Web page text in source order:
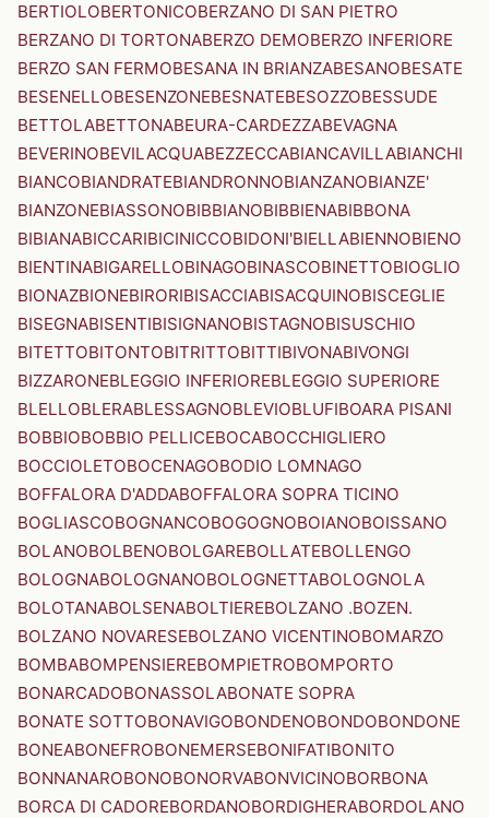
BERTIOLOBERTONICOBERZANO DI SAN PIETRO
BERZANO DI TORTONABERZO DEMOBERZO INFERIORE
BERZO SAN FERMOBESANA IN BRIANZABESANOBESATE
BESENELLOBESENZONEBESNATEBESOZZOBESSUDE
BETTOLABETTONABEURA-CARDEZZABEVAGNA
BEVERINOBEVILACQUABEZZECCABIANCAVILLABIANCHI
BIANCOBIANDRATEBIANDRONNOBIANZANOBIANZE'
BIANZONEBIASSONOBIBBIANOBIBBIENABIBBONA
BIBIANABICCARIBICINICCOBIDONI'BIELLABIENNOBIENO
BIENTINABIGARELLOBINAGOBINASCOBINETTOBIOGLIO
BIONAZBIONEBIRORIBISACCIABISACQUINOBISCEGLIE
BISEGNABISENTIBISIGNANOBISTAGNOBISUSCHIO
BITETTOBITONTOBITRITTOBITTIBIVONABIVONGI
BIZZARONEBLEGGIO INFERIOREBLEGGIO SUPERIORE
BLELLOBLERABLESSAGNOBLEVIOBLUFIBOARA PISANI
BOBBIOBOBBIO PELLICEBOCABOCCHIGLIERO
BOCCIOLETOBOCENAGOBODIO LOMNAGO
BOFFALORA D'ADDABOFFALORA SOPRA TICINO
BOGLIASCOBOGNANCOBOGOGNOBOIANOBOISSANO
BOLANOBOLBENOBOLGAREBOLLATEBOLLENGO
BOLOGNABOLOGNANOBOLOGNETTABOLOGNOLA
BOLOTANABOLSENABOLTIEREBOLZANO .BOZEN.
BOLZANO NOVARESEBOLZANO VICENTINOBOMARZO
BOMBABOMPENSIEREBOMPIETROBOMPORTO
BONARCADOBONASSOLABONATE SOPRA
BONATE SOTTOBONAVIGOBONDENOBONDOBONDONE
BONEABONEFROBONEMERSEBONIFATIBONITO
BONNANAROBONOBONORVABONVICINOBORBONA
BORCA DI CADOREBORDANOBORDIGHERABORDOLANO